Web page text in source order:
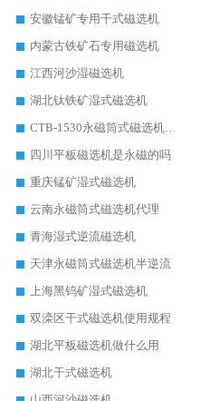
安徽锰矿专用干式磁选机
内蒙古铁矿石专用磁选机
江西河沙湿磁选机
湖北钛铁矿湿式磁选机
CTB-1530永磁筒式磁选机代理商
四川平板磁选机是永磁的吗
重庆锰矿湿式磁选机
云南永磁筒式磁选机代理
青海湿式逆流磁选机
天津永磁筒式磁选机半逆流
上海黑钨矿湿式磁选机
双滦区干式磁选机使用规程
湖北平板磁选机做什么用
湖北干式磁选机